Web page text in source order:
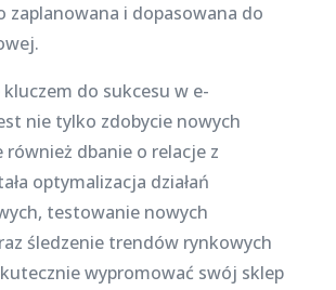
zaplanowana i dopasowana do
do sukcesu w e-
nie tylko zdobycie nowych
dbanie o relacje z
optymalizacja działań
testowanie nowych
śledzenie trendów rynkowych
wypromować swój sklep